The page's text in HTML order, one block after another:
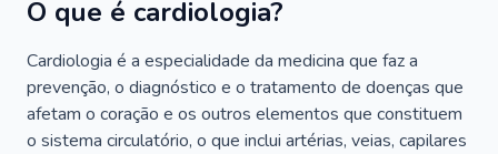
O que é cardiologia?
Cardiologia é a especialidade da medicina que faz a
prevenção, o diagnóstico e o tratamento de doenças que
afetam o coração e os outros elementos que constituem
o sistema circulatório, o que inclui artérias, veias, capilares